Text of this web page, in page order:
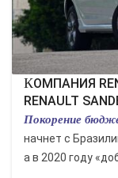
КОМПАНИЯ RENAULT «ОСВЕЖИЛА» МОДЕЛЬ
RENAULT
Покорение
начнет с
а в 2020 году